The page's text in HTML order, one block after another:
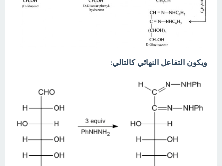
ويكون التفاعل النهائي كالتالي: